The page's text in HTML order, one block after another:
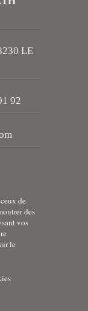
LE
92
de
des
vos
le